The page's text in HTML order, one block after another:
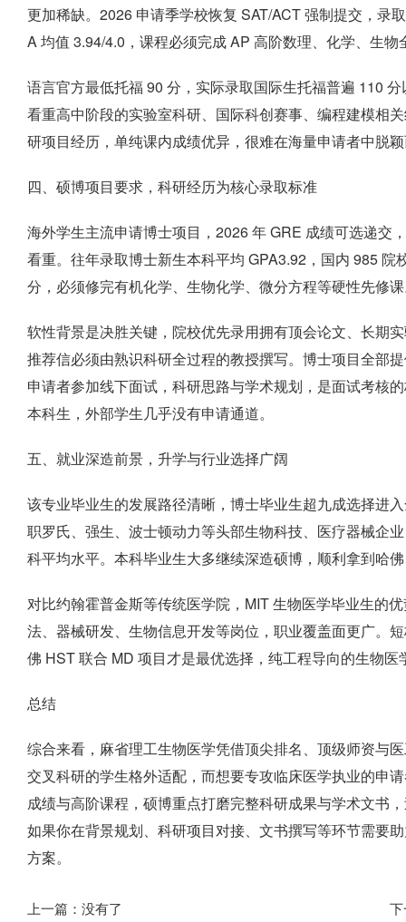
更加稀缺。2026 申请季学校恢复 SAT/ACT 强制提交，录
A 均值 3.94/4.0，课程必须完成 AP 高阶数理、化学、生物
语言官方最低托福 90 分，实际录取国际生托福普遍 110
看重高中阶段的实验室科研、国际科创赛事、编程建模相
研项目经历，单纯课内成绩优异，很难在海量申请者中脱
四、硕博项目要求，科研经历为核心录取标准
海外学生主流申请博士项目，2026 年 GRE 成绩可选递交
看重。往年录取博士新生本科平均 GPA3.92，国内 985
分，必须修完有机化学、生物化学、微分方程等硬性先修
软性背景是决胜关键，院校优先录用拥有顶会论文、长期
推荐信必须由熟识科研全过程的教授撰写。博士项目全部
申请者参加线下面试，科研思路与学术规划，是面试考核
本科生，外部学生几乎没有申请通道。
五、就业深造前景，升学与行业选择广阔
该专业毕业生的发展路径清晰，博士毕业生超九成选择进
职罗氏、强生、波士顿动力等头部生物科技、医疗器械企
科平均水平。本科毕业生大多继续深造硕博，顺利拿到哈
对比约翰霍普金斯等传统医学院，MIT 生物医学毕业生的
法、器械研发、生物信息开发等岗位，职业覆盖面更广。
佛 HST 联合 MD 项目才是最优选择，纯工程导向的生物医
总结
综合来看，麻省理工生物医学凭借顶尖排名、顶级师资与
交叉科研的学生格外适配，而想要专攻临床医学执业的申
成绩与高阶课程，硕博重点打磨完整科研成果与学术文书
如果你在背景规划、科研项目对接、文书撰写等环节需要
方案。
上一篇：没有了